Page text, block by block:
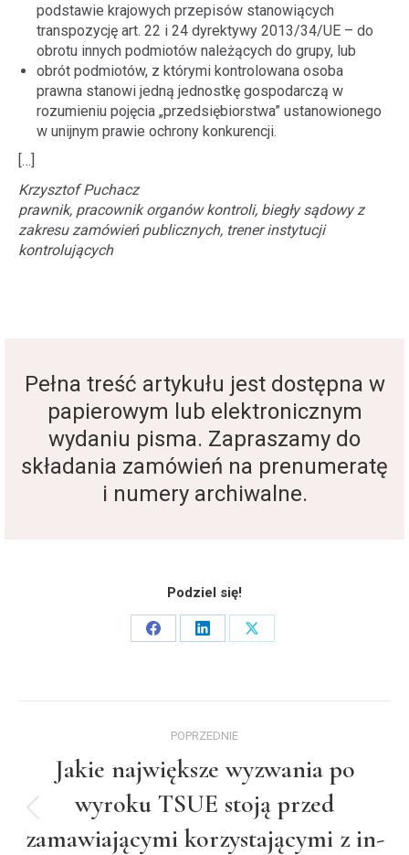
podstawie krajowych przepisów stanowiących
transpozycję art. 22 i 24 dyrektywy 2013/34/UE – do
obrotu innych podmiotów należących do grupy, lub
obrót podmiotów, z którymi kontrolowana osoba
prawna stanowi jedną jednostkę gospodarczą w
rozumieniu pojęcia „przedsiębiorstwa” ustanowionego
w unijnym prawie ochrony konkurencji.
[…]
Krzysztof Puchacz
prawnik, pracownik organów kontroli, biegły sądowy z
zakresu zamówień publicznych, trener instytucji
kontrolujących
Pełna treść artykułu jest dostępna w
papierowym lub elektronicznym
wydaniu pisma. Zapraszamy do
składania zamówień na prenumeratę
i numery archiwalne.
Podziel się!
Share
Share
Share
wpisów
POPRZEDNIE
Poprzedni
wpis:
Jakie największe wyzwania po
wyroku TSUE stoją przed
zamawiającymi korzystającymi z in-